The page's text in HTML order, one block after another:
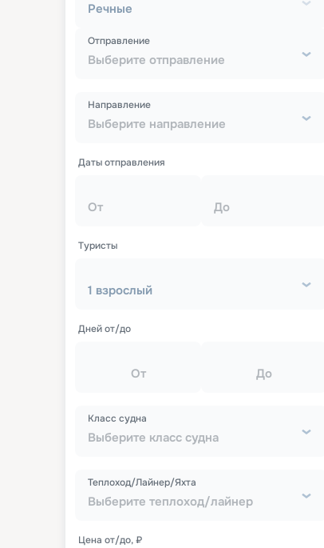
Речные
Выберите отправление
Отправление
Выберите направление
Направление
Даты отправления
От До
Туристы
1 взрослый
Дней от/до
От До
Выберите класс судна
Класс судна
Выберите теплоход/лайнер
Теплоход/Лайнер/Яхта
Цена от/до, ₽